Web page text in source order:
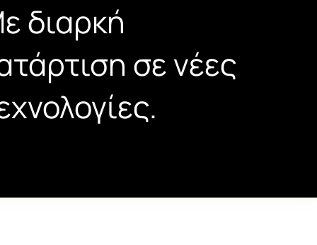
διαρκή
σε νέες